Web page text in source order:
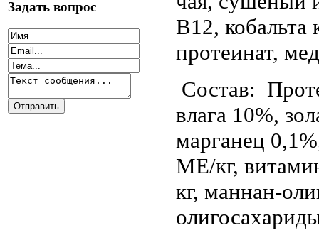
Задать вопрос
В12, кобальта
протеинат,
Состав:
влага 10%,
марганец
МЕ/кг,
кг, маннан-